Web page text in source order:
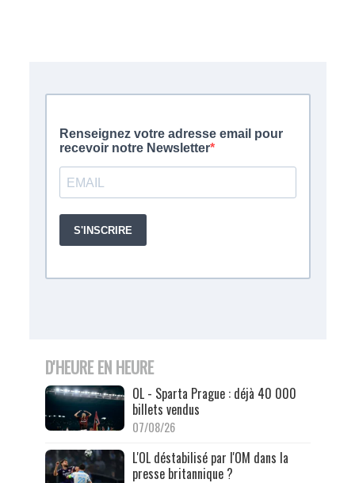
D'HEURE EN HEURE
OL - Sparta Prague : déjà 40 000
billets vendus
07/08/26
L'OL déstabilisé par l'OM dans la
presse britannique ?